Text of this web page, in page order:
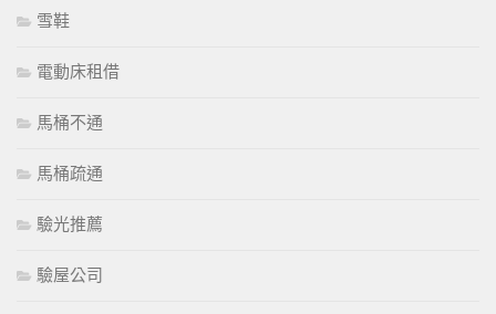
雪鞋
電動床租借
馬桶不通
馬桶疏通
驗光推薦
驗屋公司